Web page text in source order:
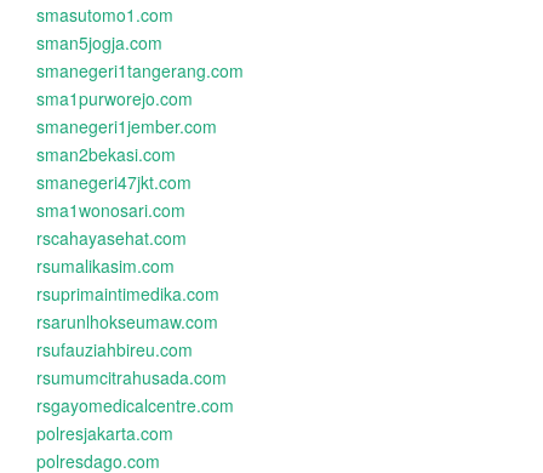
smasutomo1.com
sman5jogja.com
smanegeri1tangerang.com
sma1purworejo.com
smanegeri1jember.com
sman2bekasi.com
smanegeri47jkt.com
sma1wonosari.com
rscahayasehat.com
rsumalikasim.com
rsuprimaintimedika.com
rsarunlhokseumaw.com
rsufauziahbireu.com
rsumumcitrahusada.com
rsgayomedicalcentre.com
polresjakarta.com
polresdago.com